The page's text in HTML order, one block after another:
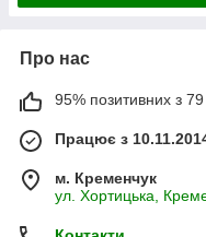
Про нас
95% позитивних з 79
Працює з
м. Кременчук
ул. Хортицька,